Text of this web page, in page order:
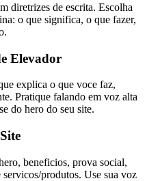
diretrizes de escrita. Escolha
o que significa, o que fazer,
Elevador
explica o que voce faz,
Pratique falando em voz alta
do hero do seu site.
beneficios, prova social,
produtos. Use sua voz